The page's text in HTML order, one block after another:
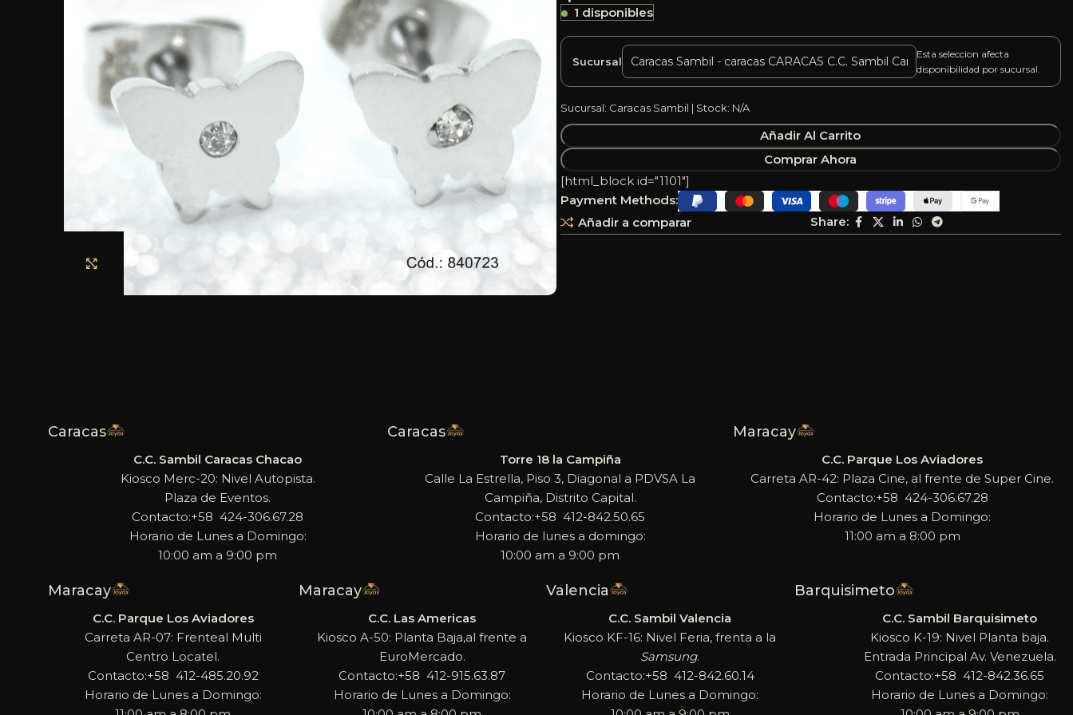
Haga clic para ampliar
1 disponibles
Sucursal
Esta seleccion afecta
disponibilidad por sucursal.
Sucursal: Caracas Sambil | Stock: N/A
Añadir Al Carrito
Comprar Ahora
Añadir a comparar Share:
[html_block id="1101"]
Payment Methods:
Caracas
C.C. Sambil Caracas Chacao
Kiosco Merc-20: Nivel Autopista.
Plaza de Eventos.
Contacto:+58 424-306.67.28
Horario de Lunes a Domingo:
10:00 am a 9:00 pm
Caracas
Torre 18 la Campiña
Calle La Estrella, Piso 3, Diagonal a PDVSA La
Campiña, Distrito Capital.
Contacto:+58 412-842.50.65
Horario de lunes a domingo:
10:00 am a 9:00 pm
Maracay
C.C. Parque Los Aviadores
Carreta AR-42: Plaza Cine, al frente de Super Cine.
Contacto:+58 424-306.67.28
Horario de Lunes a Domingo:
11:00 am a 8:00 pm
Maracay
C.C. Parque Los Aviadores
Carreta AR-07: Frenteal Multi
Centro Locatel.
Contacto:+58 412-485.20.92
Horario de Lunes a Domingo:
Maracay
C.C. Las Americas
Kiosco A-50: Planta Baja,al frente a
EuroMercado.
Contacto:+58 412-915.63.87
Horario de Lunes a Domingo:
Valencia
C.C. Sambil Valencia
Kiosco KF-16: Nivel Feria, frenta a la
Samsung.
Contacto:+58 412-842.60.14
Horario de Lunes a Domingo:
Barquisimeto
C.C. Sambil Barquisimeto
Kiosco K-19: Nivel Planta baja.
Entrada Principal Av. Venezuela.
Contacto:+58 412-842.36.65
Horario de Lunes a Domingo: